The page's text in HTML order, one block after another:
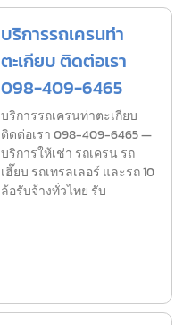
บริการรถเครนท่า
ตะเกียบ ติดต่อเรา
098-409-6465
บริการรถเครนท่าตะเกียบ
ติดต่อเรา 098-409-6465 —
บริการให้เช่า รถเครน รถ
เฮี๊ยบ รถเทรลเลอร์ และรถ 10
ล้อรับจ้างทั่วไทย รับ